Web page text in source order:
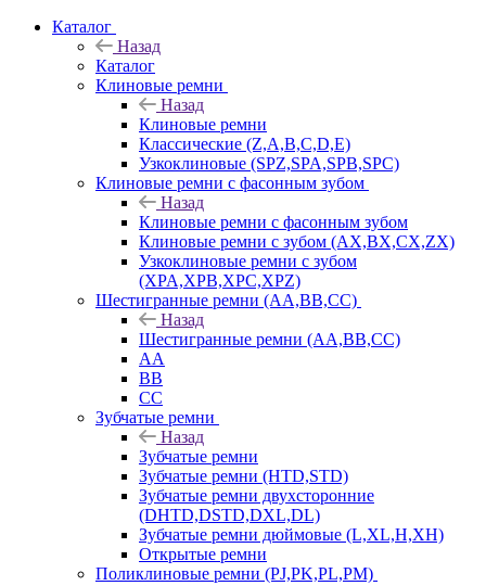
Каталог
Назад
Каталог
Клиновые ремни
Назад
Клиновые ремни
Классические (Z,A,B,C,D,E)
Узкоклиновые (SPZ,SPA,SPB,SPC)
Клиновые ремни с фасонным зубом
Назад
Клиновые ремни с фасонным зубом
Клиновые ремни с зубом (AX,BX,CX,ZX)
Узкоклиновые ремни с зубом
(XPA,XPB,XPC,XPZ)
Шестигранные ремни (AA,BB,CC)
Назад
Шестигранные ремни (AA,BB,CC)
AA
BB
CC
Зубчатые ремни
Назад
Зубчатые ремни
Зубчатые ремни (HTD,STD)
Зубчатые ремни двухсторонние
(DHTD,DSTD,DXL,DL)
Зубчатые ремни дюймовые (L,XL,H,XH)
Открытые ремни
Поликлиновые ремни (PJ,PK,PL,PM)